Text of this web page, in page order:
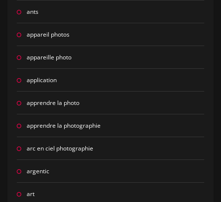
ants
appareil photos
appareille photo
application
apprendre la photo
apprendre la photographie
arc en ciel photographie
argentic
art